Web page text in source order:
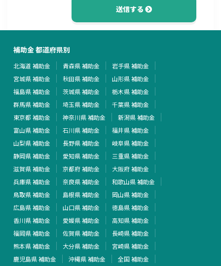
送信する
補助金 都道府県別
北海道 補助金 青森県 補助金
岩手県 補助金
宮城県 補助金
秋田県 補助金
山形県 補助金
福島県 補助金
茨城県 補助金
栃木県 補助金
群馬県 補助金
埼玉県 補助金
千葉県 補助金
東京都 補助金
神奈川県 補助金
新潟県 補助金
富山県 補助金
石川県 補助金
福井県 補助金
山梨県 補助金
長野県 補助金
岐阜県 補助金
静岡県 補助金
愛知県 補助金
三重県 補助金
滋賀県 補助金
京都府 補助金
大阪府 補助金
兵庫県 補助金
奈良県 補助金
和歌山県 補助金
鳥取県 補助金
島根県 補助金
岡山県 補助金
広島県 補助金
山口県 補助金
徳島県 補助金
香川県 補助金
愛媛県 補助金
高知県 補助金
福岡県 補助金
佐賀県 補助金
長崎県 補助金
熊本県 補助金
大分県 補助金
宮崎県 補助金
鹿児島県 補助金
沖縄県 補助金
全国 補助金